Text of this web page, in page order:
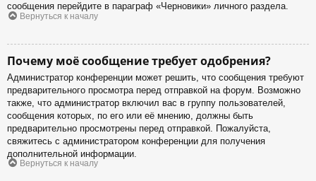
сообщения перейдите в параграф «Черновики» личного раздела.
Вернуться к началу
Почему моё сообщение требует одобрения?
Администратор конференции может решить, что сообщения требуют
предварительного просмотра перед отправкой на форум. Возможно
также, что администратор включил вас в группу пользователей,
сообщения которых, по его или её мнению, должны быть
предварительно просмотрены перед отправкой. Пожалуйста,
свяжитесь с администратором конференции для получения
дополнительной информации.
Вернуться к началу